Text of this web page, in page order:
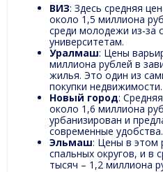
ВИЗ: Здесь средняя
около 1,5 миллиона
среди молодежи из-за
университетам.
Уралмаш: Цены
миллиона рублей в
жилья. Это один из
покупки недвижимости.
Новый город:
около 1,6 миллиона
урбанизирован и
современные удобства.
Эльмаш: Цены в этом
спальных округов, и в
тысяч – 1,2 миллиона